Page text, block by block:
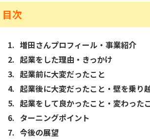
目次
1. 増田さんプロフィール・事業紹介
2. 起業をした理由・きっかけ
3. 起業前に大変だったこと
4. 起業後に大変だったこと・壁を乗り
5. 起業をして良かったこと・変わった
6. ターニングポイント
7. 今後の展望